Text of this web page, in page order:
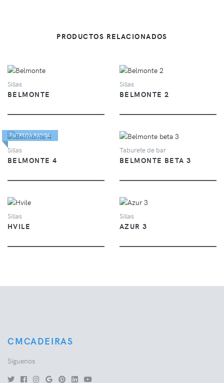
PRODUCTOS RELACIONADOS
Sillas
BELMONTE
Sillas
BELMONTE 2
ENTREGA RÁPIDA
Sillas
BELMONTE 4
VER
Taburete de bar
BELMONTE BETA 3
Sillas
HVILE
Sillas
AZUR 3
CMCADEIRAS
Síguenos